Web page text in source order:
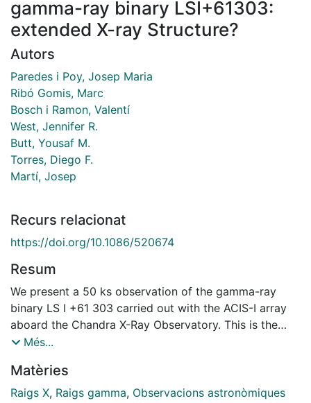
gamma-ray binary LSI+61303:
extended X-ray Structure?
Autors
Paredes i Poy, Josep Maria
Ribó Gomis, Marc
Bosch i Ramon, Valentí
West, Jennifer R.
Butt, Yousaf M.
Torres, Diego F.
Martí, Josep
Recurs relacionat
https://doi.org/10.1086/520674
Resum
We present a 50 ks observation of the gamma-ray
binary LS I +61 303 carried out with the ACIS-I array
aboard the Chandra X-Ray Observatory. This is the
highest resolution X-ray observation of the source
structure at a distance between 5' and 12' toward the
north of LS I +61 303 has been found at a significance
Més...
Matèries
Raigs X, Raigs gamma, Observacions astronòmiques